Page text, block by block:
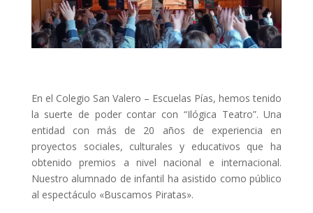
En el Colegio San Valero – Escuelas Pías, hemos tenido
la suerte de poder contar con “Ilógica Teatro”. Una
entidad con más de 20 años de experiencia en
proyectos sociales, culturales y educativos que ha
obtenido premios a nivel nacional e internacional.
Nuestro alumnado de infantil ha asistido como público
al espectáculo «Buscamos Piratas».